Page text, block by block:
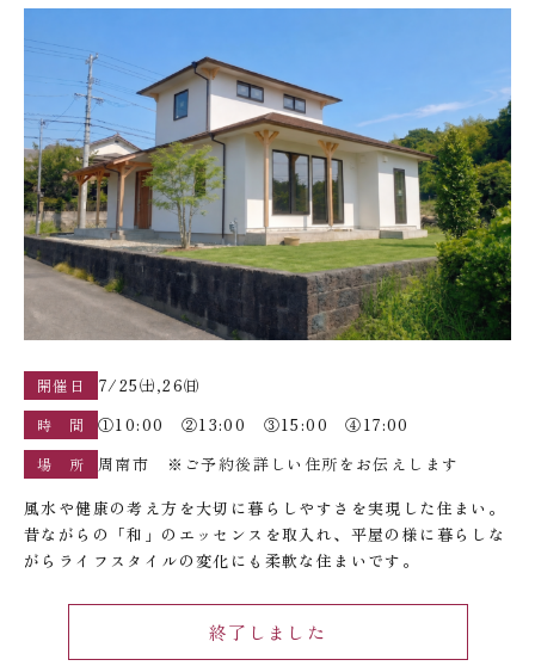
開催日 7/25㈯,26㈰
時 間 ①10:00 ②13:00 ③15:00 ④17:00
場 所
周南市 ※ご予約後詳しい住所をお伝えします
風水や健康の考え方を大切に暮らしやすさを実現した住まい。
昔ながらの「和」のエッセンスを取入れ、平屋の様に暮らしな
がらライフスタイルの変化にも柔軟な住まいです。
終了しました